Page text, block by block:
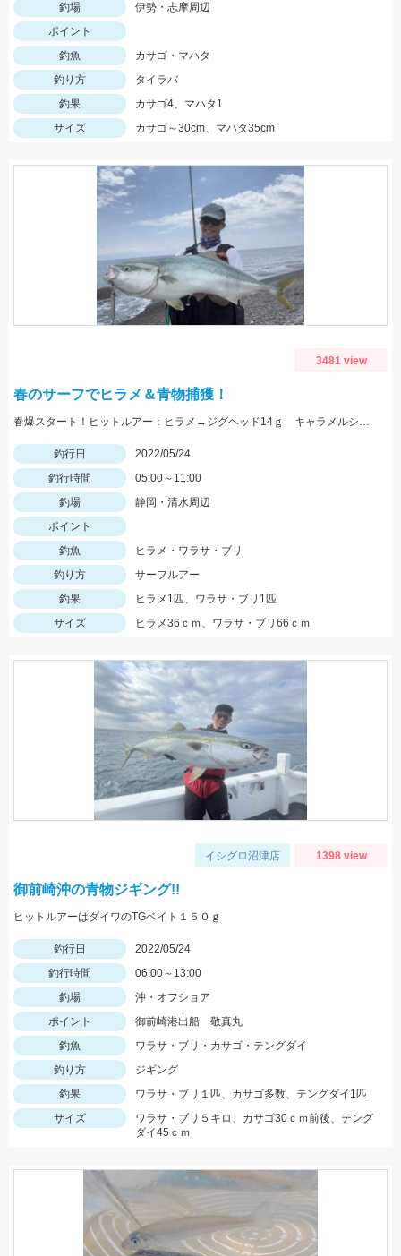
釣場
伊勢・志摩周辺
ポイント
釣魚
カサゴ・マハタ
釣り方
タイラバ
釣果
カサゴ4、マハタ1
サイズ
カサゴ～30cm、マハタ35cm
3481 view
春のサーフでヒラメ＆青物捕獲！
春爆スタート！ヒットルアー：ヒラメ→ジグヘッド14ｇ キャラメルシャッド3.5インチ。青物→Ｒサーディン40ｇ
釣行日
2022/05/24
釣行時間
05:00～11:00
釣場
静岡・清水周辺
ポイント
釣魚
ヒラメ・ワラサ・ブリ
釣り方
サーフルアー
釣果
ヒラメ1匹、ワラサ・ブリ1匹
サイズ
ヒラメ36ｃｍ、ワラサ・ブリ66ｃｍ
イシグロ沼津店 1398 view
御前崎沖の青物ジギング!!
ヒットルアーはダイワのTGベイト１５０ｇ
釣行日
2022/05/24
釣行時間
06:00～13:00
釣場
沖・オフショア
ポイント
御前崎港出船 敬真丸
釣魚
ワラサ・ブリ・カサゴ・テングダイ
釣り方
ジギング
釣果
ワラサ・ブリ１匹、カサゴ多数、テングダイ1匹
サイズ
ワラサ・ブリ５キロ、カサゴ30ｃｍ前後、テング
ダイ45ｃｍ